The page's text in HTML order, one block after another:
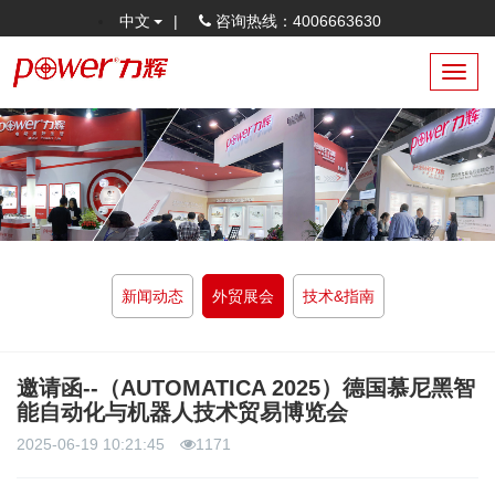
中文 | 咨询热线：4006663630
新闻动态 外贸展会 技术&指南
邀请函​--（AUTOMATICA 2025）德国慕尼黑智
能自动化与机器人技术贸易博览会
2025-06-19 10:21:45 1171